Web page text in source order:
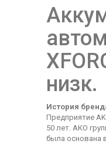
низк.
История
Предприятие
50 лет. АКО
была основана